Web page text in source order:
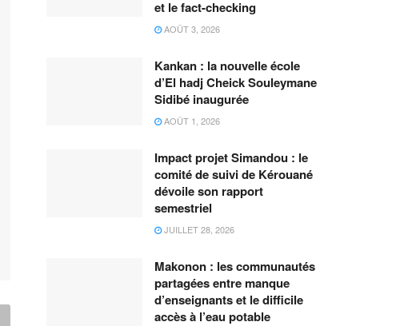
et le fact-checking
AOÛT 3, 2026
Kankan : la nouvelle école
d’El hadj Cheick Souleymane
Sidibé inaugurée
AOÛT 1, 2026
Impact projet Simandou : le
comité de suivi de Kérouané
dévoile son rapport
semestriel
JUILLET 28, 2026
Makonon : les communautés
partagées entre manque
d’enseignants et le difficile
accès à l’eau potable